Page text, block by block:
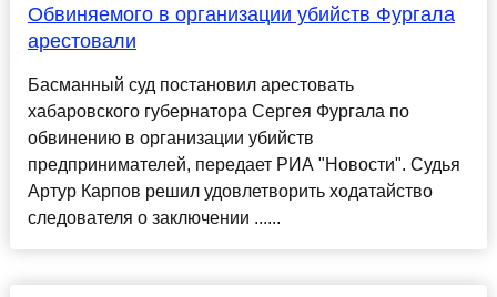
Обвиняемого в организации убийств Фургала
арестовали
Басманный суд постановил арестовать
хабаровского губернатора Сергея Фургала по
обвинению в организации убийств
предпринимателей, передает РИА "Новости". Судья
Артур Карпов решил удовлетворить ходатайство
следователя о заключении ......